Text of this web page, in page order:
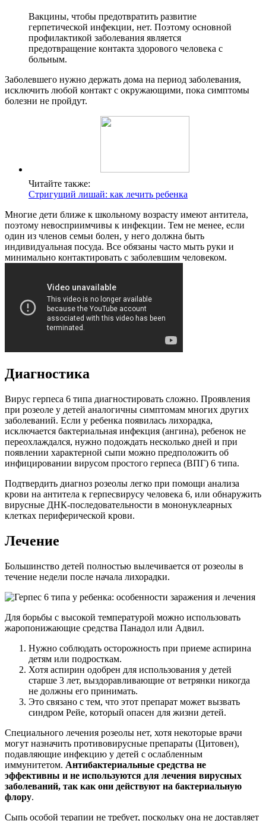
Вакцины, чтобы предотвратить развитие
герпетической инфекции, нет. Поэтому основной
профилактикой заболевания является
предотвращение контакта здорового человека с
больным.
Заболевшего нужно держать дома на период заболевания,
исключить любой контакт с окружающими, пока симптомы
болезни не пройдут.
Читайте также:
Стригущий лишай: как лечить ребенка
Многие дети ближе к школьному возрасту имеют антитела,
поэтому невосприимчивы к инфекции. Тем не менее, если
один из членов семьи болен, у него должна быть
индивидуальная посуда. Все обязаны часто мыть руки и
минимально контактировать с заболевшим человеком.
Диагностика
Вирус герпеса 6 типа диагностировать сложно. Проявления
при розеоле у детей аналогичны симптомам многих других
заболеваний. Если у ребенка появилась лихорадка,
исключается бактериальная инфекция (ангина), ребенок не
переохлаждался, нужно подождать несколько дней и при
появлении характерной сыпи можно предположить об
инфицировании вирусом простого герпеса (ВПГ) 6 типа.
Подтвердить диагноз розеолы легко при помощи анализа
крови на антитела к герпесвирусу человека 6, или обнаружить
вирусные ДНК-последовательности в мононуклеарных
клетках периферической крови.
Лечение
Большинство детей полностью вылечивается от розеолы в
течение недели после начала лихорадки.
Для борьбы с высокой температурой можно использовать
жаропонижающие средства Панадол или Адвил.
Нужно соблюдать осторожность при приеме аспирина
детям или подросткам.
Хотя аспирин одобрен для использования у детей
старше 3 лет, выздоравливающие от ветрянки никогда
не должны его принимать.
Это связано с тем, что этот препарат может вызвать
синдром Рейе, который опасен для жизни детей.
Специального лечения розеолы нет, хотя некоторые врачи
могут назначить противовирусные препараты (Цитовен),
подавляющие инфекцию у детей с ослабленным
иммунитетом. Антибактериальные средства не
эффективны и не используются для лечения вирусных
заболеваний, так как они действуют на бактериальную
флору.
Сыпь особой терапии не требует, поскольку она не доставляет